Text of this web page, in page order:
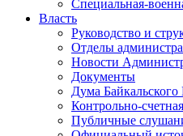
Специальная-
Власть
Руководство и
Отделы
Новости
Документы
Дума
Контрольно-
Публичные